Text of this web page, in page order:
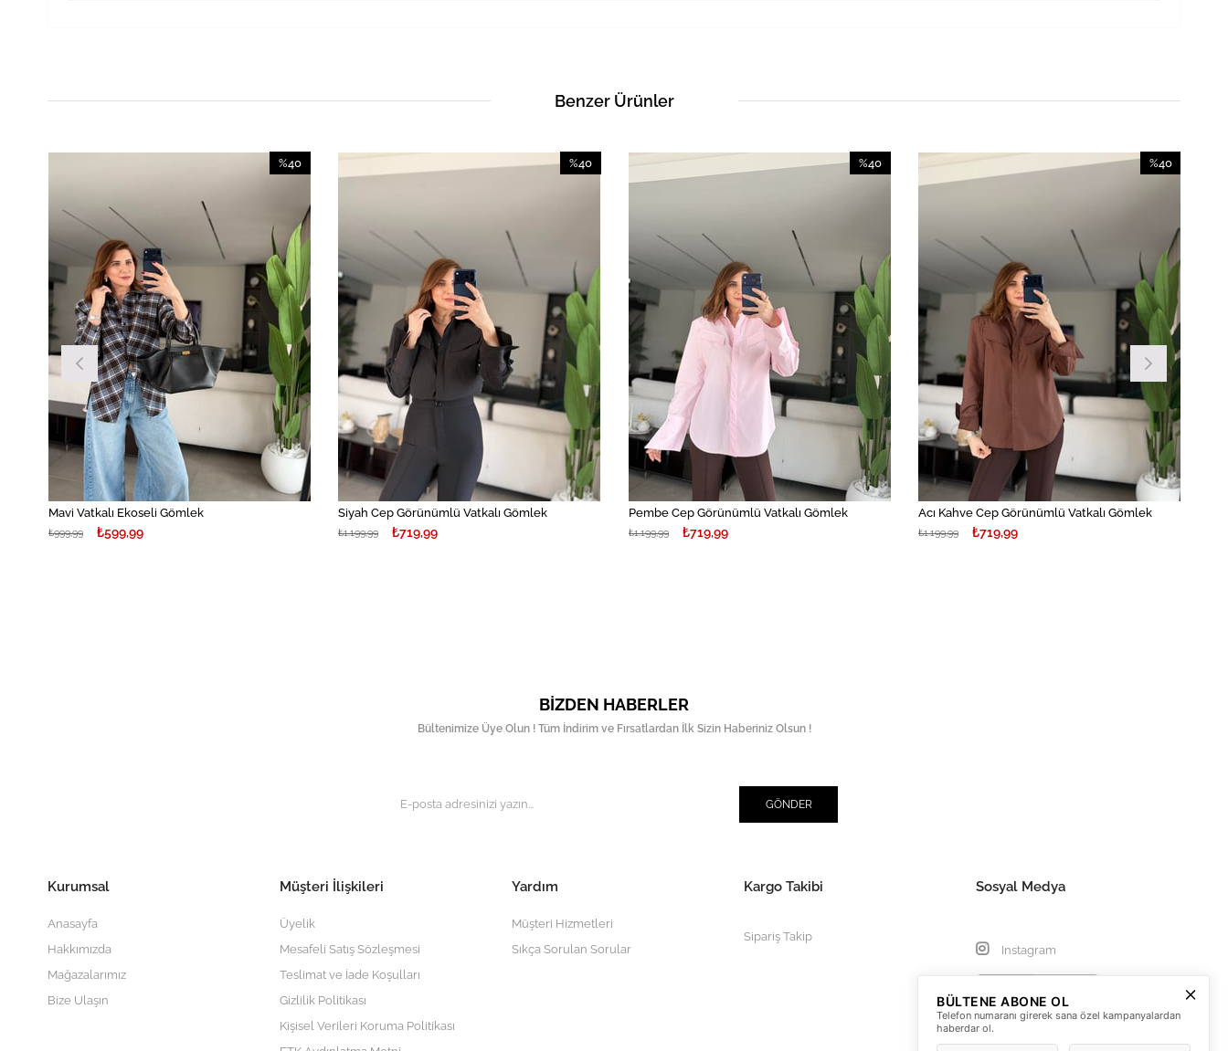
Benzer Ürünler
Mavi Vatkalı Ekoseli Gömlek
₺599,99
₺999,99
%40
%40İndirim
Siyah Cep Görünümlü Vatkalı Gömlek
₺719,99
₺1.199,99
%40
Pembe Cep Görünümlü Vatkalı Gömlek
₺719,99
₺1.199,99
%40
Acı Kahve Cep Görünümlü Vatkalı Gömlek
₺719,99
₺1.199,99
%40
BIZDEN HABERLER
Bültenimize Üye Olun ! Tüm İndirim ve Fırsatlardan İlk Sizin Haberiniz Olsun !
GÖNDER
Kurumsal
Anasayfa
Hakkımızda
Mağazalarımız
Bize Ulaşın
Müşteri İlişkileri
Üyelik
Mesafeli Satış Sözleşmesi
Teslimat ve İade Koşulları
Gizlilik Politikası
Kişisel Verileri Koruma Politikası
Yardım
Müşteri Hizmetleri
Sıkça Sorulan Sorular
Kargo Takibi
Sipariş Takip
Sosyal Medya
Instagram
BÜLTENE ABONE OL
Telefon numaranı girerek sana özel kampanyalardan
haberdar ol.